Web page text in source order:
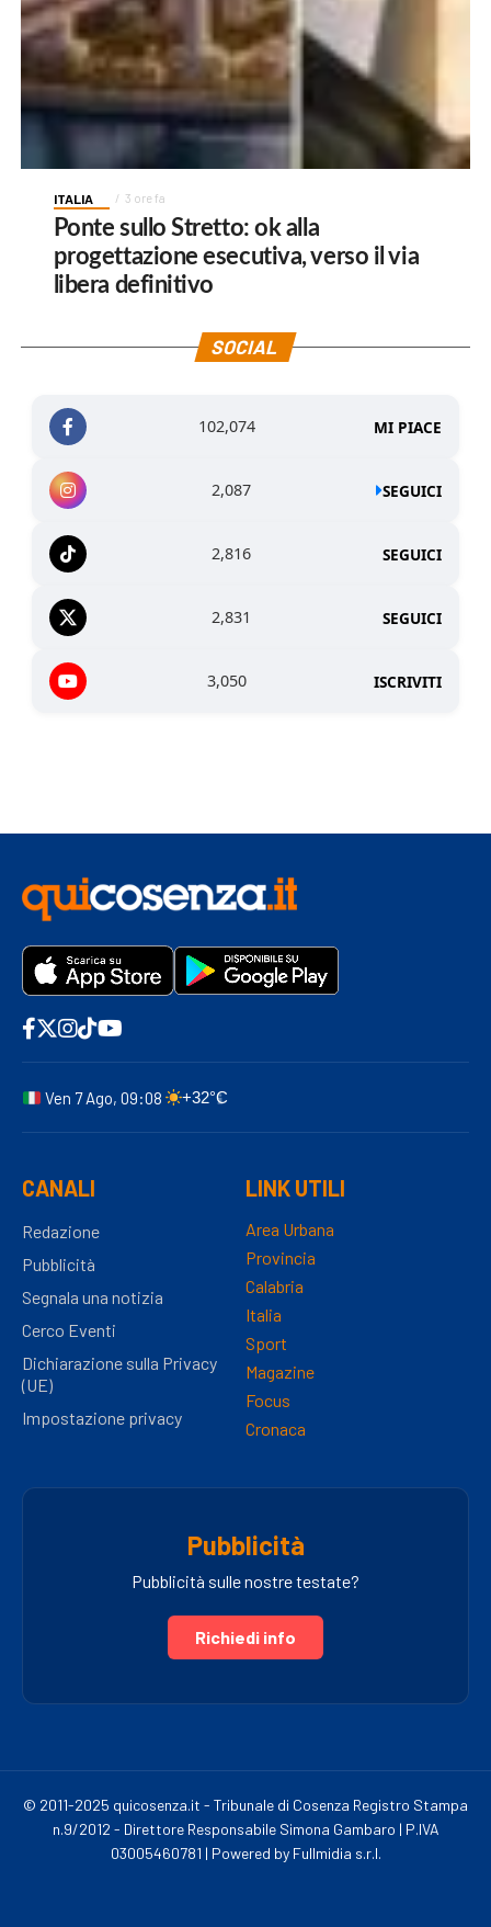
ITALIA 3 ore fa
Ponte sullo Stretto: ok alla
progettazione esecutiva, verso il via
libera definitivo
SOCIAL
102,074 MI PIACE
2,087 SEGUICI
2,816 SEGUICI
2,831 SEGUICI
3,050 ISCRIVITI
Ven 7 Ago, 09:08 +32°C
CANALI
Redazione
Pubblicità
Segnala una notizia
Cerco Eventi
Dichiarazione sulla Privacy
(UE)
Impostazione privacy
LINK UTILI
Area Urbana
Provincia
Calabria
Italia
Sport
Magazine
Focus
Cronaca
Pubblicità
Pubblicità sulle nostre testate?
Richiedi info
© 2011-2025 quicosenza.it - Tribunale di Cosenza Registro Stampa
n.9/2012 - Direttore Responsabile Simona Gambaro | P.IVA
03005460781 | Powered by Fullmidia s.r.l.